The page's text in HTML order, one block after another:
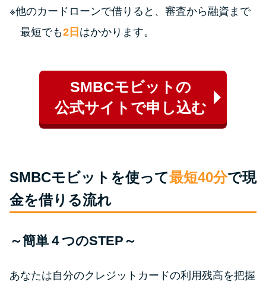
無利息期間を利用して利息0円で
お金を借りる3つのポイント
種類・特徴別一覧
その他コラム
家賃払えないが強制退去は避け
街金とは？絶対審査通る？借金
※他のカードローンで借りると、審査から融資まで
最短でも2日 はかかります。
SMBCモビットの
公式サイトで申し込む
SMBCモビットを使って最短40分で現
金を借りる流れ
～簡単４つのSTEP～
あなたは自分のクレジットカードの利用残高を把握